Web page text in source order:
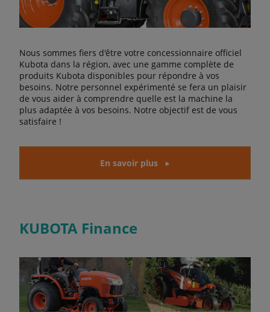
Nous sommes fiers d'être votre concessionnaire officiel
Kubota dans la région, avec une gamme complète de
produits Kubota disponibles pour répondre à vos
besoins. Notre personnel expérimenté se fera un plaisir
de vous aider à comprendre quelle est la machine la
plus adaptée à vos besoins. Notre objectif est de vous
satisfaire !
En savoir plus
KUBOTA Finance